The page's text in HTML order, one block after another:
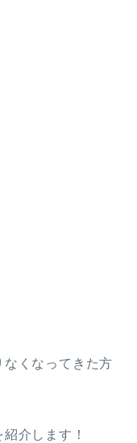
くなってきた方
介します！